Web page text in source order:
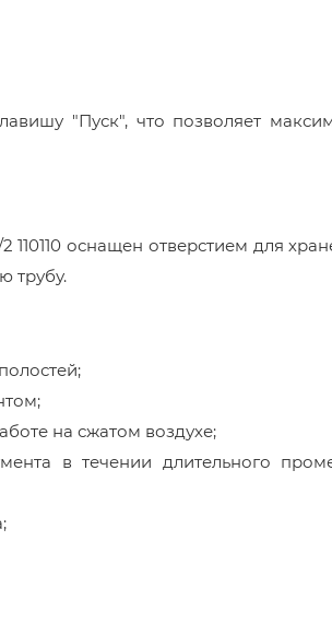
"Пуск", что позволяет
оснащен отверстием для
трубу.
на сжатом воздухе;
в течении длительного